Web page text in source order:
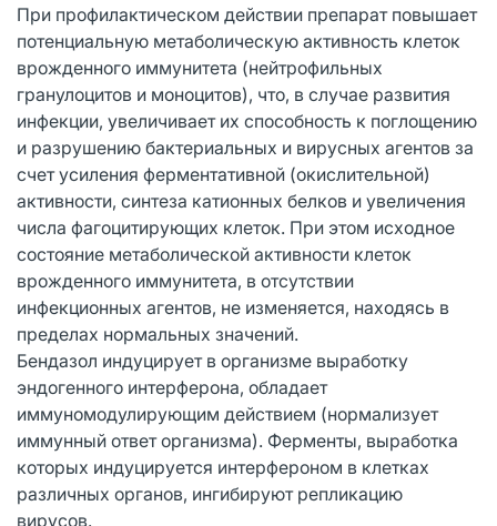
При профилактическом действии препарат повышает
потенциальную метаболическую активность клеток
врожденного иммунитета (нейтрофильных
гранулоцитов и моноцитов), что, в случае развития
инфекции, увеличивает их способность к поглощению
и разрушению бактериальных и вирусных агентов за
счет усиления ферментативной (окислительной)
активности, синтеза катионных белков и увеличения
числа фагоцитирующих клеток. При этом исходное
состояние метаболической активности клеток
врожденного иммунитета, в отсутствии
инфекционных агентов, не изменяется, находясь в
пределах нормальных значений.
Бендазол индуцирует в организме выработку
эндогенного интерферона, обладает
иммуномодулирующим действием (нормализует
иммунный ответ организма). Ферменты, выработка
которых индуцируется интерфероном в клетках
различных органов, ингибируют репликацию
вирусов.